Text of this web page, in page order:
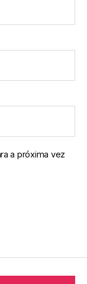
a próxima vez